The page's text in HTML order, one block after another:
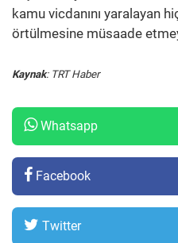
kamu vicdanını yaralayan
örtülmesine müsaade
Kaynak: TRT Haber
Whatsapp
Facebook
Twitter